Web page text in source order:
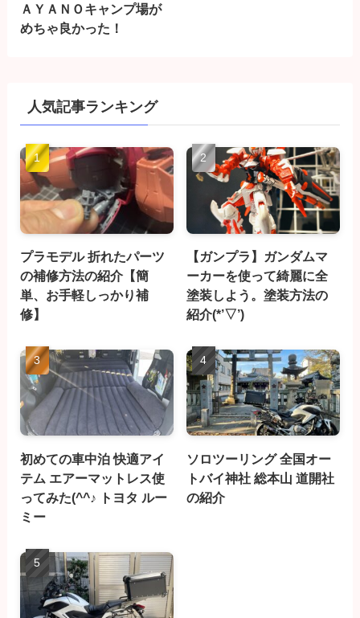
ＡＹＡＮＯキャンプ場が
めちゃ良かった！
人気記事ランキング
プラモデル 折れたパーツ
の補修方法の紹介【簡
単、お手軽しっかり補
修】
【ガンプラ】ガンダムマ
ーカーを使って綺麗に全
塗装しよう。塗装方法の
紹介(*’▽’)
初めての車中泊 快適アイ
テム エアーマットレス使
ってみた(^^♪ トヨタ ルー
ミー
ソロツーリング 全国オー
トバイ神社 総本山 道開社
の紹介